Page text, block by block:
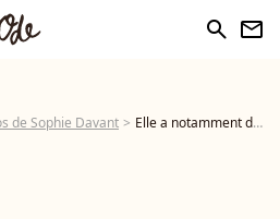
search newsletter
de Sophie Davant Elle a notamment donné de mauvaises informations au sujet d'un auditeur... Sophie Davant - Mariage de Claude Lelouch à la mairie du 18ème à Paris. Le 17 juin 2023 - Photo